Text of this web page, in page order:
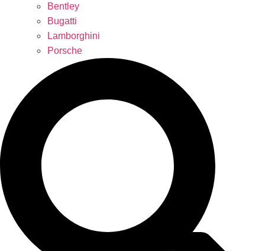
Bentley
Bugatti
Lamborghini
Porsche